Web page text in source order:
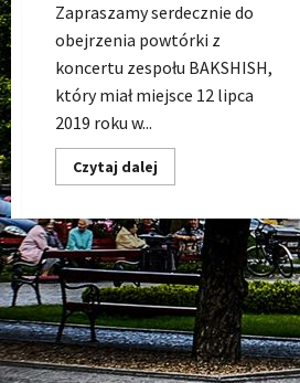
Zapraszamy serdecznie do
obejrzenia powtórki z
koncertu zespołu BAKSHISH,
który miał miejsce 12 lipca
2019 roku w...
Czytaj dalej
się
Bakshish
live
Ostroda
Reggae
Festival
12-
07-
2019
(cały
koncert)